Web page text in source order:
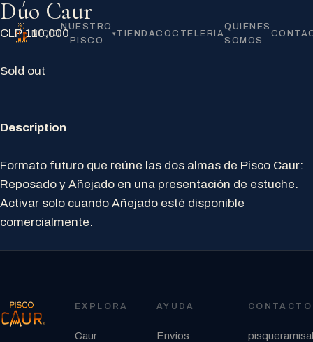
INICIO
NUESTRO
PISCO
▾ TIENDACÓCTELERÍA
QUIÉNES
SOMOS
Dúo Caur
CLP 110,000
Sold out
Description
Formato futuro que reúne las dos almas de Pisco Caur:
Reposado y Añejado en una presentación de estuche.
Activar solo cuando Añejado esté disponible
comercialmente.
EXPLORA
Caur
AYUDA
Envíos
CONTACTO